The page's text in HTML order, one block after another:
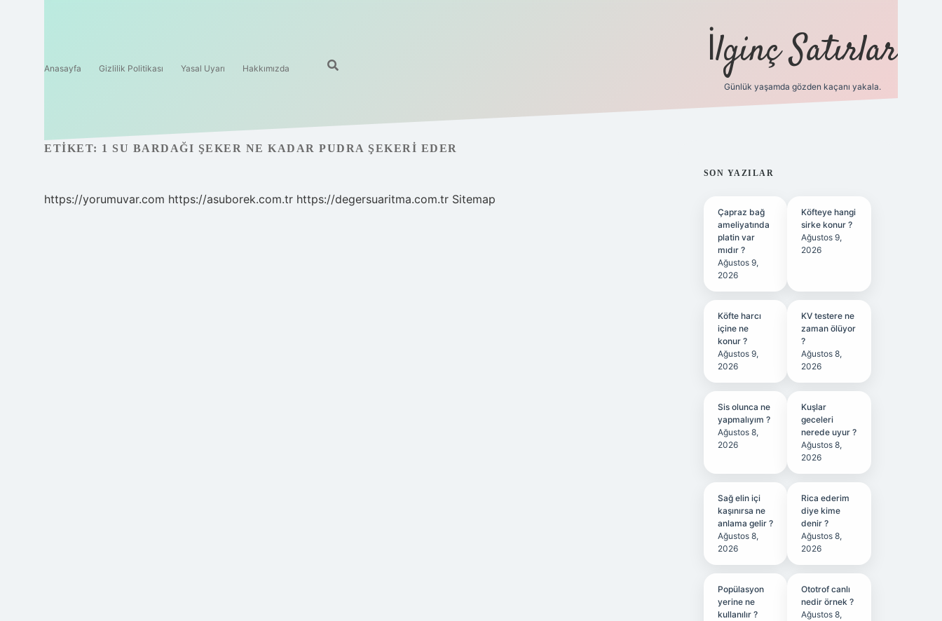
Anasayfa Gizlilik Politikası Yasal Uyarı Hakkımızda İlginç Satırlar
Günlük yaşamda gözden kaçanı yakala.
ETIKET: 1 SU BARDAĞI ŞEKER NE KADAR PUDRA ŞEKERI EDER
https://yorumuvar.com https://asuborek.com.tr https://degersuaritma.com.tr Sitemap
SIDEBAR
SON YAZILAR
Çapraz bağ
ameliyatında
platin var
mıdır ?
Ağustos 9,
2026
Köfteye hangi
sirke konur ?
Ağustos 9,
2026
Köfte harcı
içine ne
konur ?
Ağustos 9,
2026
KV testere ne
zaman ölüyor
?
Ağustos 8,
2026
Sis olunca ne
yapmalıyım ?
Ağustos 8,
2026
Kuşlar
geceleri
nerede uyur ?
Ağustos 8,
2026
Sağ elin içi
kaşınırsa ne
anlama gelir ?
Ağustos 8,
2026
Rica ederim
diye kime
denir ?
Ağustos 8,
2026
Popülasyon
yerine ne
kullanılır ?
Ototrof canlı
nedir örnek ?
Ağustos 8,